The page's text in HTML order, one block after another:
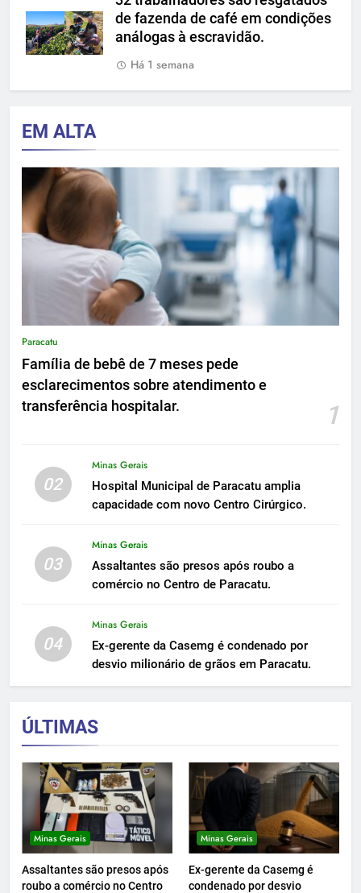
de fazenda de café em condições
análogas à escravidão.
Há 1 semana
EM ALTA
Paracatu
Família de bebê de 7 meses pede
esclarecimentos sobre atendimento e
transferência hospitalar.
1
02
Minas Gerais
Hospital Municipal de Paracatu amplia
capacidade com novo Centro Cirúrgico.
03
Minas Gerais
Assaltantes são presos após roubo a
comércio no Centro de Paracatu.
04
Minas Gerais
Ex-gerente da Casemg é condenado por
desvio milionário de grãos em Paracatu.
ÚLTIMAS
Minas Gerais
Assaltantes são presos após
roubo a comércio no Centro
Minas Gerais
Ex-gerente da Casemg é
condenado por desvio